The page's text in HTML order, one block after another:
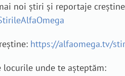
noi știri și reportaje
https://alfaomega.tv/
locurile unde te așteptăm: